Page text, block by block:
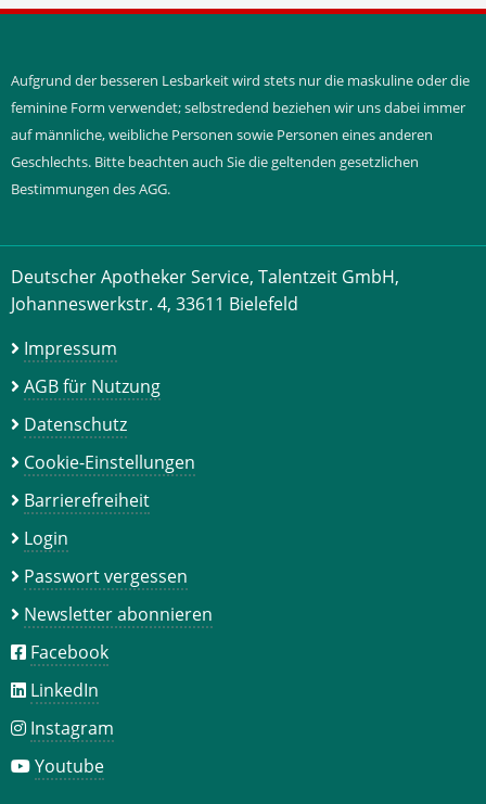
Aufgrund der besseren Lesbarkeit wird stets nur die maskuline oder die
feminine Form verwendet; selbstredend beziehen wir uns dabei immer
auf männliche, weibliche Personen sowie Personen eines anderen
Geschlechts. Bitte beachten auch Sie die geltenden gesetzlichen
Bestimmungen des AGG.
Deutscher Apotheker Service, Talentzeit GmbH,
Johanneswerkstr. 4, 33611 Bielefeld
Impressum
AGB für Nutzung
Datenschutz
Cookie-Einstellungen
Barrierefreiheit
Login
Passwort vergessen
Newsletter abonnieren
Facebook
LinkedIn
Instagram
Youtube